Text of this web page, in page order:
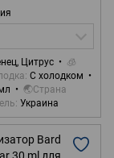
Цитрус
🧊
С холодком
🌏Страна
Украина